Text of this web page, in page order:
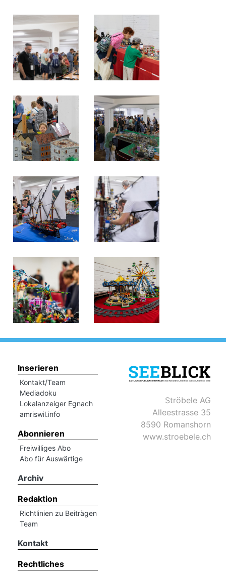
Inserieren
Kontakt/Team
Mediadoku
Lokalanzeiger Egnach
amriswil.info
Abonnieren
Freiwilliges Abo
Abo für Auswärtige
Archiv
Redaktion
Richtlinien zu Beiträgen
Team
Kontakt
Rechtliches
Ströbele AG
Alleestrasse 35
8590 Romanshorn
www.stroebele.ch